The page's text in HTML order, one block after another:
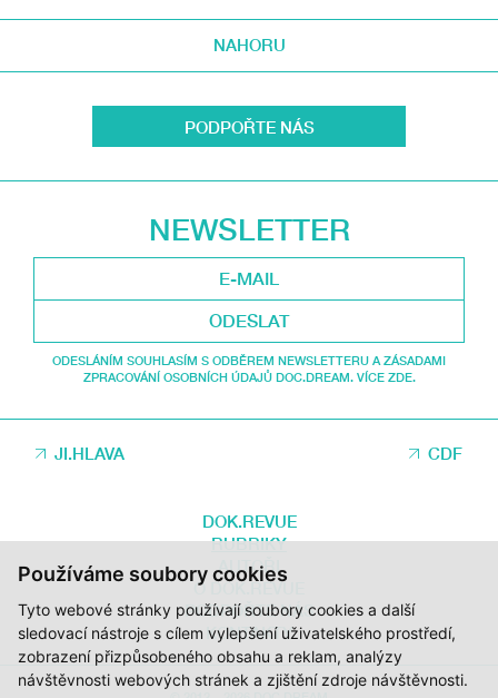
Používáme soubory cookies
Tyto webové stránky používají soubory cookies a další
sledovací nástroje s cílem vylepšení uživatelského prostředí,
zobrazení přizpůsobeného obsahu a reklam, analýzy
návštěvnosti webových stránek a zjištění zdroje návštěvnosti.
NAHORU
PODPOŘTE NÁS
NEWSLETTER
ODESLAT
ODESLÁNÍM SOUHLASÍM S ODBĚREM NEWSLETTERU A ZÁSADAMI
ZPRACOVÁNÍ OSOBNÍCH ÚDAJŮ DOC.DREAM. VÍCE ZDE.
JI.HLAVA CDF
DOK.REVUE
RUBRIKY
AUTOŘI
O DOK.REVUE
PODPOŘTE NÁS
KONTAKTY